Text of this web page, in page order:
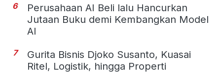
6
Perusahaan AI Beli lalu Hancurkan
Jutaan Buku demi Kembangkan Model
AI
7
Gurita Bisnis Djoko Susanto, Kuasai
Ritel, Logistik, hingga Properti